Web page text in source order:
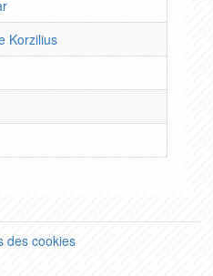
Korzilius
des cookies